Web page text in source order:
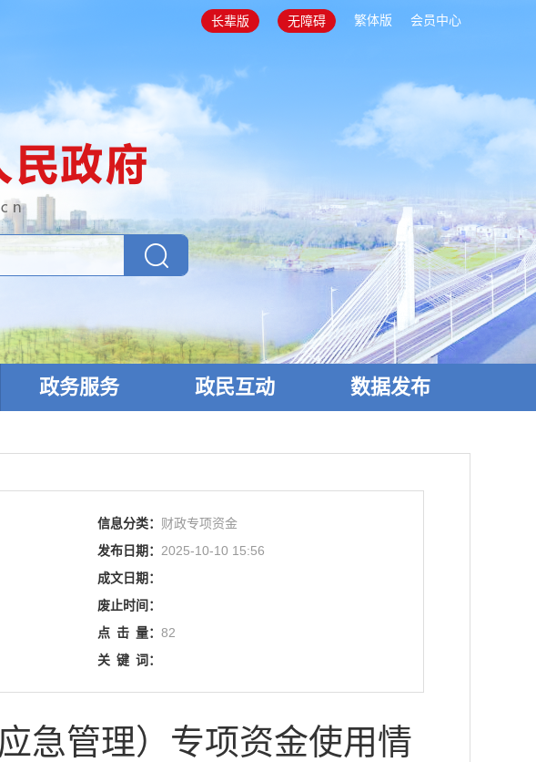
长辈版 无障碍 繁体版 会员中心
政务服务 政民互动 数据发布
信息分类： 财政专项资金
发布日期： 2025-10-10 15:56
成文日期：
废止时间：
点 击 量： 82
关 键 词：
急管理）专项资金使用情